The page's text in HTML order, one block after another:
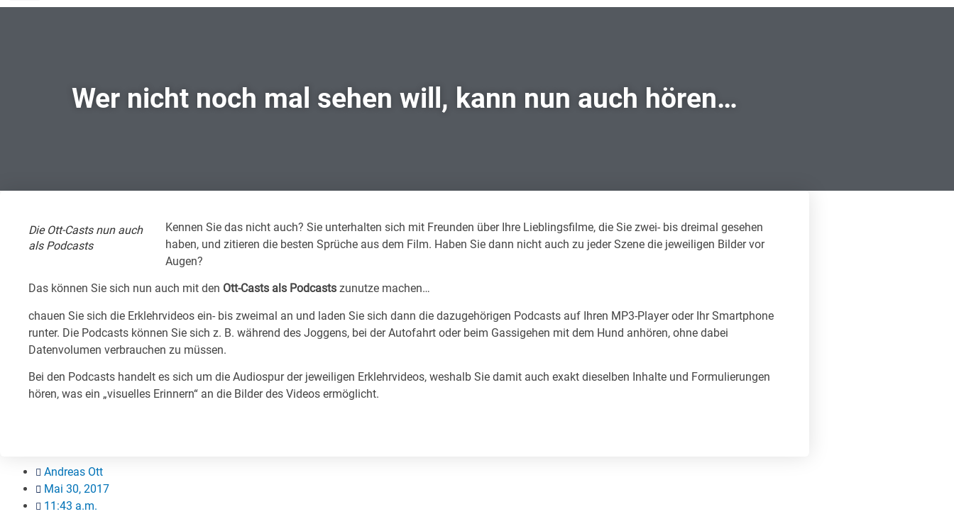
Wer nicht noch mal sehen will, kann nun auch hören…
Die Ott-Casts nun auch
als Podcasts
Kennen Sie das nicht auch? Sie unterhalten sich mit Freunden über Ihre Lieblingsfilme, die Sie zwei- bis dreimal gesehen
haben, und zitieren die besten Sprüche aus dem Film. Haben Sie dann nicht auch zu jeder Szene die jeweiligen Bilder vor
Augen?
Das können Sie sich nun auch mit den Ott-Casts als Podcasts zunutze machen…
chauen Sie sich die Erklehrvideos ein- bis zweimal an und laden Sie sich dann die dazugehörigen Podcasts auf Ihren MP3-Player oder Ihr Smartphone
runter. Die Podcasts können Sie sich z. B. während des Joggens, bei der Autofahrt oder beim Gassigehen mit dem Hund anhören, ohne dabei
Datenvolumen verbrauchen zu müssen.
Bei den Podcasts handelt es sich um die Audiospur der jeweiligen Erklehrvideos, weshalb Sie damit auch exakt dieselben Inhalte und Formulierungen
hören, was ein „visuelles Erinnern“ an die Bilder des Videos ermöglicht.
Andreas Ott
Mai 30, 2017
11:43 a.m.